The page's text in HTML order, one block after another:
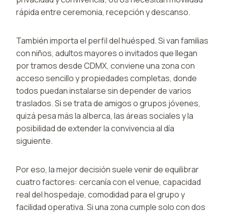
rápida entre ceremonia, recepción y descanso.
También importa el perfil del huésped. Si van familias
con niños, adultos mayores o invitados que llegan
por tramos desde CDMX, conviene una zona con
acceso sencillo y propiedades completas, donde
todos puedan instalarse sin depender de varios
traslados. Si se trata de amigos o grupos jóvenes,
quizá pesa más la alberca, las áreas sociales y la
posibilidad de extender la convivencia al día
siguiente.
Por eso, la mejor decisión suele venir de equilibrar
cuatro factores: cercanía con el venue, capacidad
real del hospedaje, comodidad para el grupo y
facilidad operativa. Si una zona cumple solo con dos